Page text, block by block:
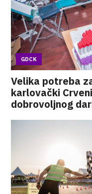
GDCK
Velika potreba
karlovački
dobrovoljnog